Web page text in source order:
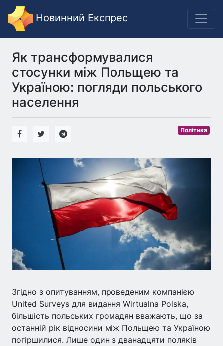
Новинний Експрес
Як трансформувалися
стосунки між Польщею та
Україною: погляди польського
населення
Політика
Згідно з опитуванням, проведеним компанією
United Surveys для видання Wirtualna Polska,
більшість польських громадян вважають, що за
останній рік відносини між Польщею та Україною
погіршилися. Лише один з дванадцяти поляків